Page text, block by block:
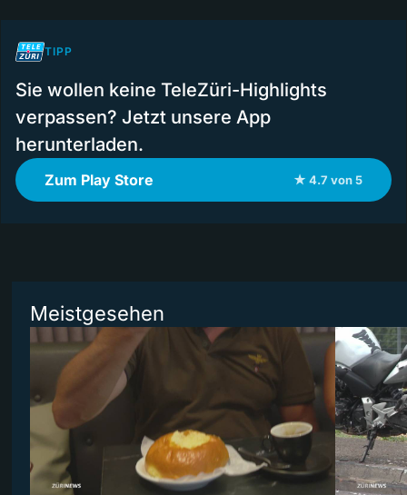
TIPP
Sie wollen keine TeleZüri-Highlights
verpassen? Jetzt unsere App
herunterladen.
Zum Play Store ★ 4.7 von 5
Meistgesehen